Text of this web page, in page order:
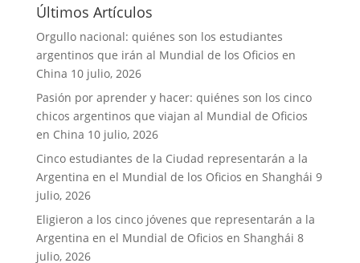
Últimos Artículos
Orgullo nacional: quiénes son los estudiantes
argentinos que irán al Mundial de los Oficios en
China 10 julio, 2026
Pasión por aprender y hacer: quiénes son los cinco
chicos argentinos que viajan al Mundial de Oficios
en China 10 julio, 2026
Cinco estudiantes de la Ciudad representarán a la
Argentina en el Mundial de los Oficios en Shanghái 9
julio, 2026
Eligieron a los cinco jóvenes que representarán a la
Argentina en el Mundial de Oficios en Shanghái 8
julio, 2026